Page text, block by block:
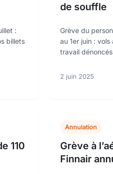
:
billets
de souffle
Grève du
au 1er juin :
travail
2 juin 2025
110
Annulation
Grève à
Finnair